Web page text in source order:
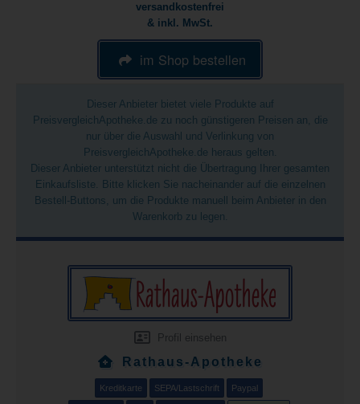
versandkostenfrei
& inkl. MwSt.
im Shop bestellen
Dieser Anbieter bietet viele Produkte auf
PreisvergleichApotheke.de zu noch günstigeren Preisen an, die
nur über die Auswahl und Verlinkung von
PreisvergleichApotheke.de heraus gelten.
Dieser Anbieter unterstützt nicht die Übertragung Ihrer gesamten
Einkaufsliste. Bitte klicken Sie nacheinander auf die einzelnen
Bestell-Buttons, um die Produkte manuell beim Anbieter in den
Warenkorb zu legen.
Profil einsehen
Rathaus-Apotheke
Kreditkarte SEPA/Lastschrift Paypal